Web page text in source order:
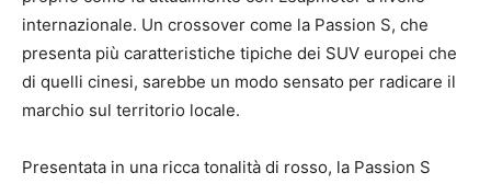
internazionale. Un crossover come la Passion S, che
presenta più caratteristiche tipiche dei SUV europei che
di quelli cinesi, sarebbe un modo sensato per radicare il
marchio sul territorio locale.
Presentata in una ricca tonalità di rosso, la Passion S